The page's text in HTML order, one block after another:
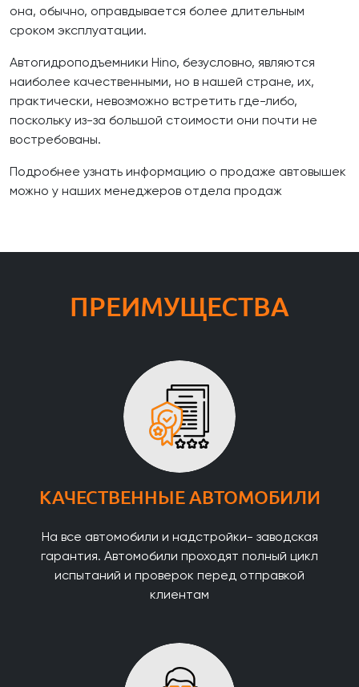
она, обычно, оправдывается более длительным
сроком эксплуатации.
Автогидроподъемники Hino, безусловно, являются
наиболее качественными, но в нашей стране, их,
практически, невозможно встретить где-либо,
поскольку из-за большой стоимости они почти не
востребованы.
Подробнее узнать информацию о продаже автовышек
можно у наших менеджеров отдела продаж
ПРЕИМУЩЕСТВА
КАЧЕСТВЕННЫЕ АВТОМОБИЛИ
На все автомобили и надстройки- заводская
гарантия. Автомобили проходят полный цикл
испытаний и проверок перед отправкой
клиентам